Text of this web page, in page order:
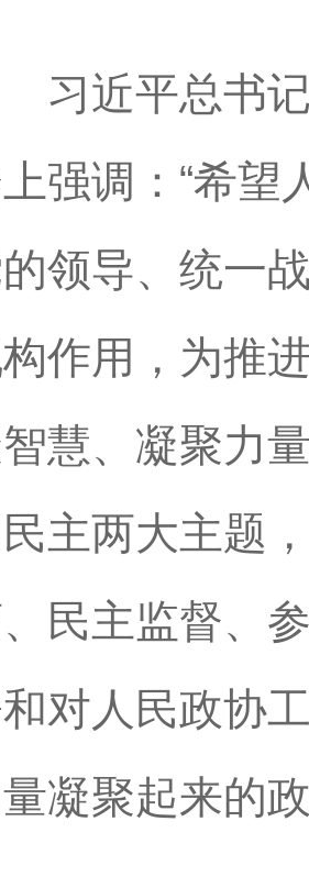
近平总书记
强调：“希望
领导、统一
作用，为推
慧、凝聚力
主两大主题
民主监督、
对人民政协
凝聚起来的